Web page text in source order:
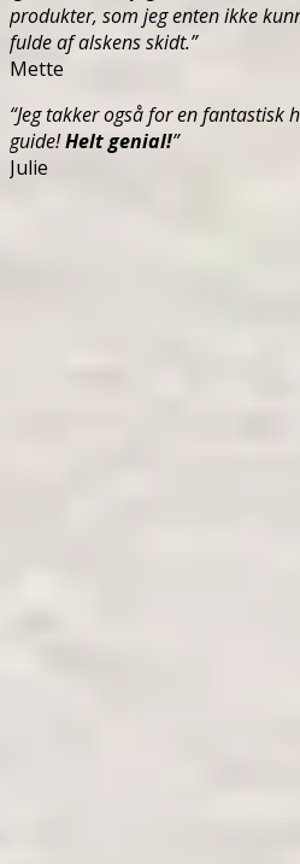
produkter, som jeg enten ikke
fulde af alskens skidt.”
Mette
“Jeg takker også for en fantastisk
guide!Helt genial!”
Julie